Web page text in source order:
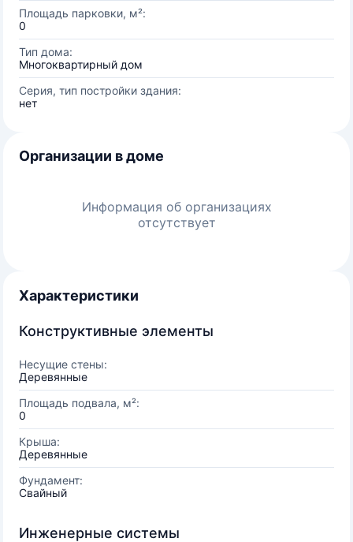
Площадь парковки, м²:
0
Тип дома:
Многоквартирный дом
Серия, тип постройки здания:
нет
Организации в доме
Информация об организациях
отсутствует
Характеристики
Конструктивные элементы
Несущие стены:
Деревянные
Площадь подвала, м²:
0
Крыша:
Деревянные
Фундамент:
Свайный
Инженерные системы